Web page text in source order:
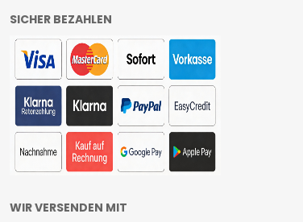
SICHER BEZAHLEN
WIR VERSENDEN MIT